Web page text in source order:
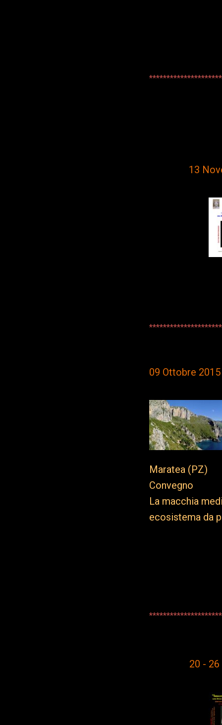
13
09 Ottobre 2015
Maratea (PZ)
Convegno
La macchia
ecosistema da
20 -